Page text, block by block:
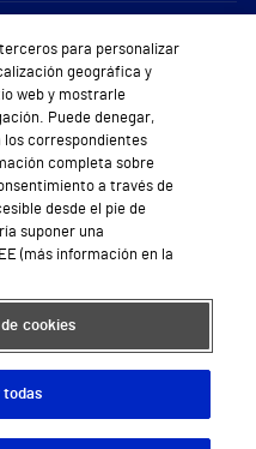
Vithas
Médica
al Cliente
en el trabajo
Mapa web Protección de datos
para personalizar
geográfica y
web y mostrarle
Puede denegar,
correspondientes
completa sobre
a través de
desde el pie de
suponer una
(más información en la
cookies
todas